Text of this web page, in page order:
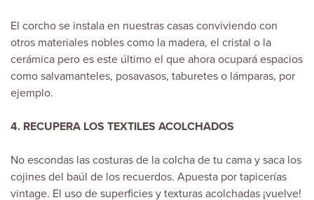
El corcho se instala en nuestras casas conviviendo con
otros materiales nobles como la madera, el cristal o la
cerámica pero es este último el que ahora ocupará espacios
como salvamanteles, posavasos, taburetes o lámparas, por
ejemplo.
4. RECUPERA LOS TEXTILES ACOLCHADOS
No escondas las costuras de la colcha de tu cama y saca los
cojines del baúl de los recuerdos. Apuesta por tapicerías
vintage. El uso de superficies y texturas acolchadas ¡vuelve!